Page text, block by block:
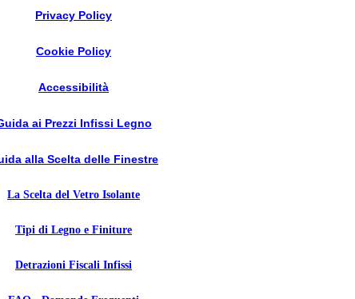
Privacy Policy
Cookie Policy
Accessibilità
ai Prezzi Infissi Legno
alla Scelta delle Finestre
La Scelta del Vetro Isolante
Tipi di Legno e Finiture
Detrazioni Fiscali Infissi